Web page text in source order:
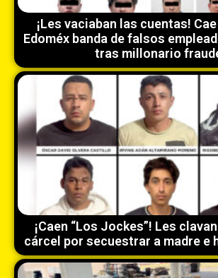
¡Les vaciaban las cuentas! Cae
Edoméx banda de falsos
tras millonario
¡Caen “Los Jockes”! Les
cárcel por secuestrar a madre e